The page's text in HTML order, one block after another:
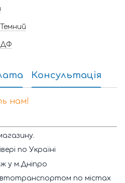
Консультація
нам!
по Україні
у м.Дніпро
по містах